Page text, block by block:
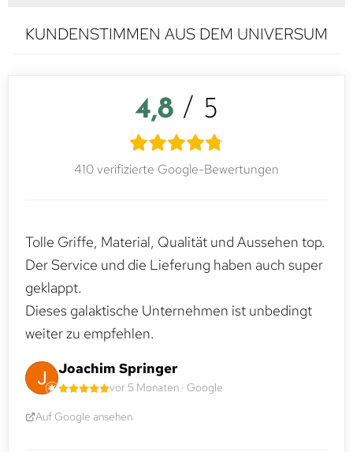
KUNDENSTIMMEN AUS DEM UNIVERSUM
4,8 / 5
410 verifizierte Google-Bewertungen
Tolle Griffe, Material, Qualität und Aussehen top.
Der Service und die Lieferung haben auch super
geklappt.
Dieses galaktische Unternehmen ist unbedingt
weiter zu empfehlen.
Joachim Springer
vor 5 Monaten · Google
Auf Google ansehen